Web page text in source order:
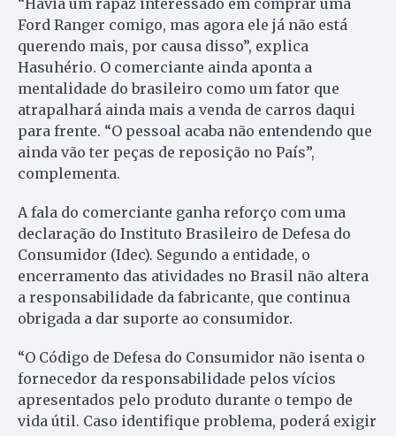
“Havia um rapaz interessado em comprar uma
Ford Ranger comigo, mas agora ele já não está
querendo mais, por causa disso”, explica
Hasuhério. O comerciante ainda aponta a
mentalidade do brasileiro como um fator que
atrapalhará ainda mais a venda de carros daqui
para frente. “O pessoal acaba não entendendo que
ainda vão ter peças de reposição no País”,
complementa.
A fala do comerciante ganha reforço com uma
declaração do Instituto Brasileiro de Defesa do
Consumidor (Idec). Segundo a entidade, o
encerramento das atividades no Brasil não altera
a responsabilidade da fabricante, que continua
obrigada a dar suporte ao consumidor.
“O Código de Defesa do Consumidor não isenta o
fornecedor da responsabilidade pelos vícios
apresentados pelo produto durante o tempo de
vida útil. Caso identifique problema, poderá exigir